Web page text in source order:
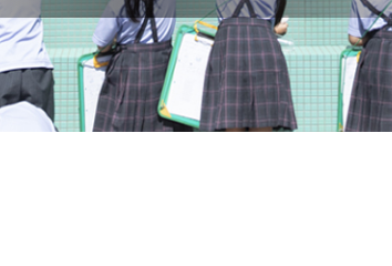
学校給食
安全対策
成果・表彰
デジタルパンフレット